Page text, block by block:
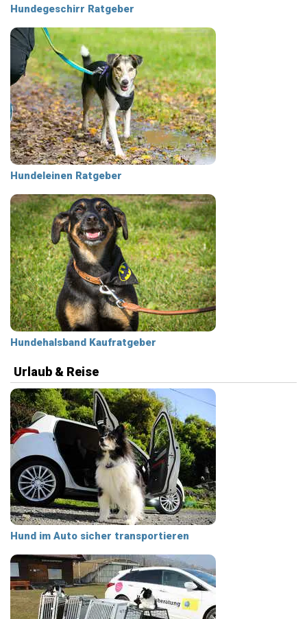
Hundegeschirr Ratgeber
Hundeleinen Ratgeber
Hundehalsband Kaufratgeber
Urlaub & Reise
Hund im Auto sicher transportieren